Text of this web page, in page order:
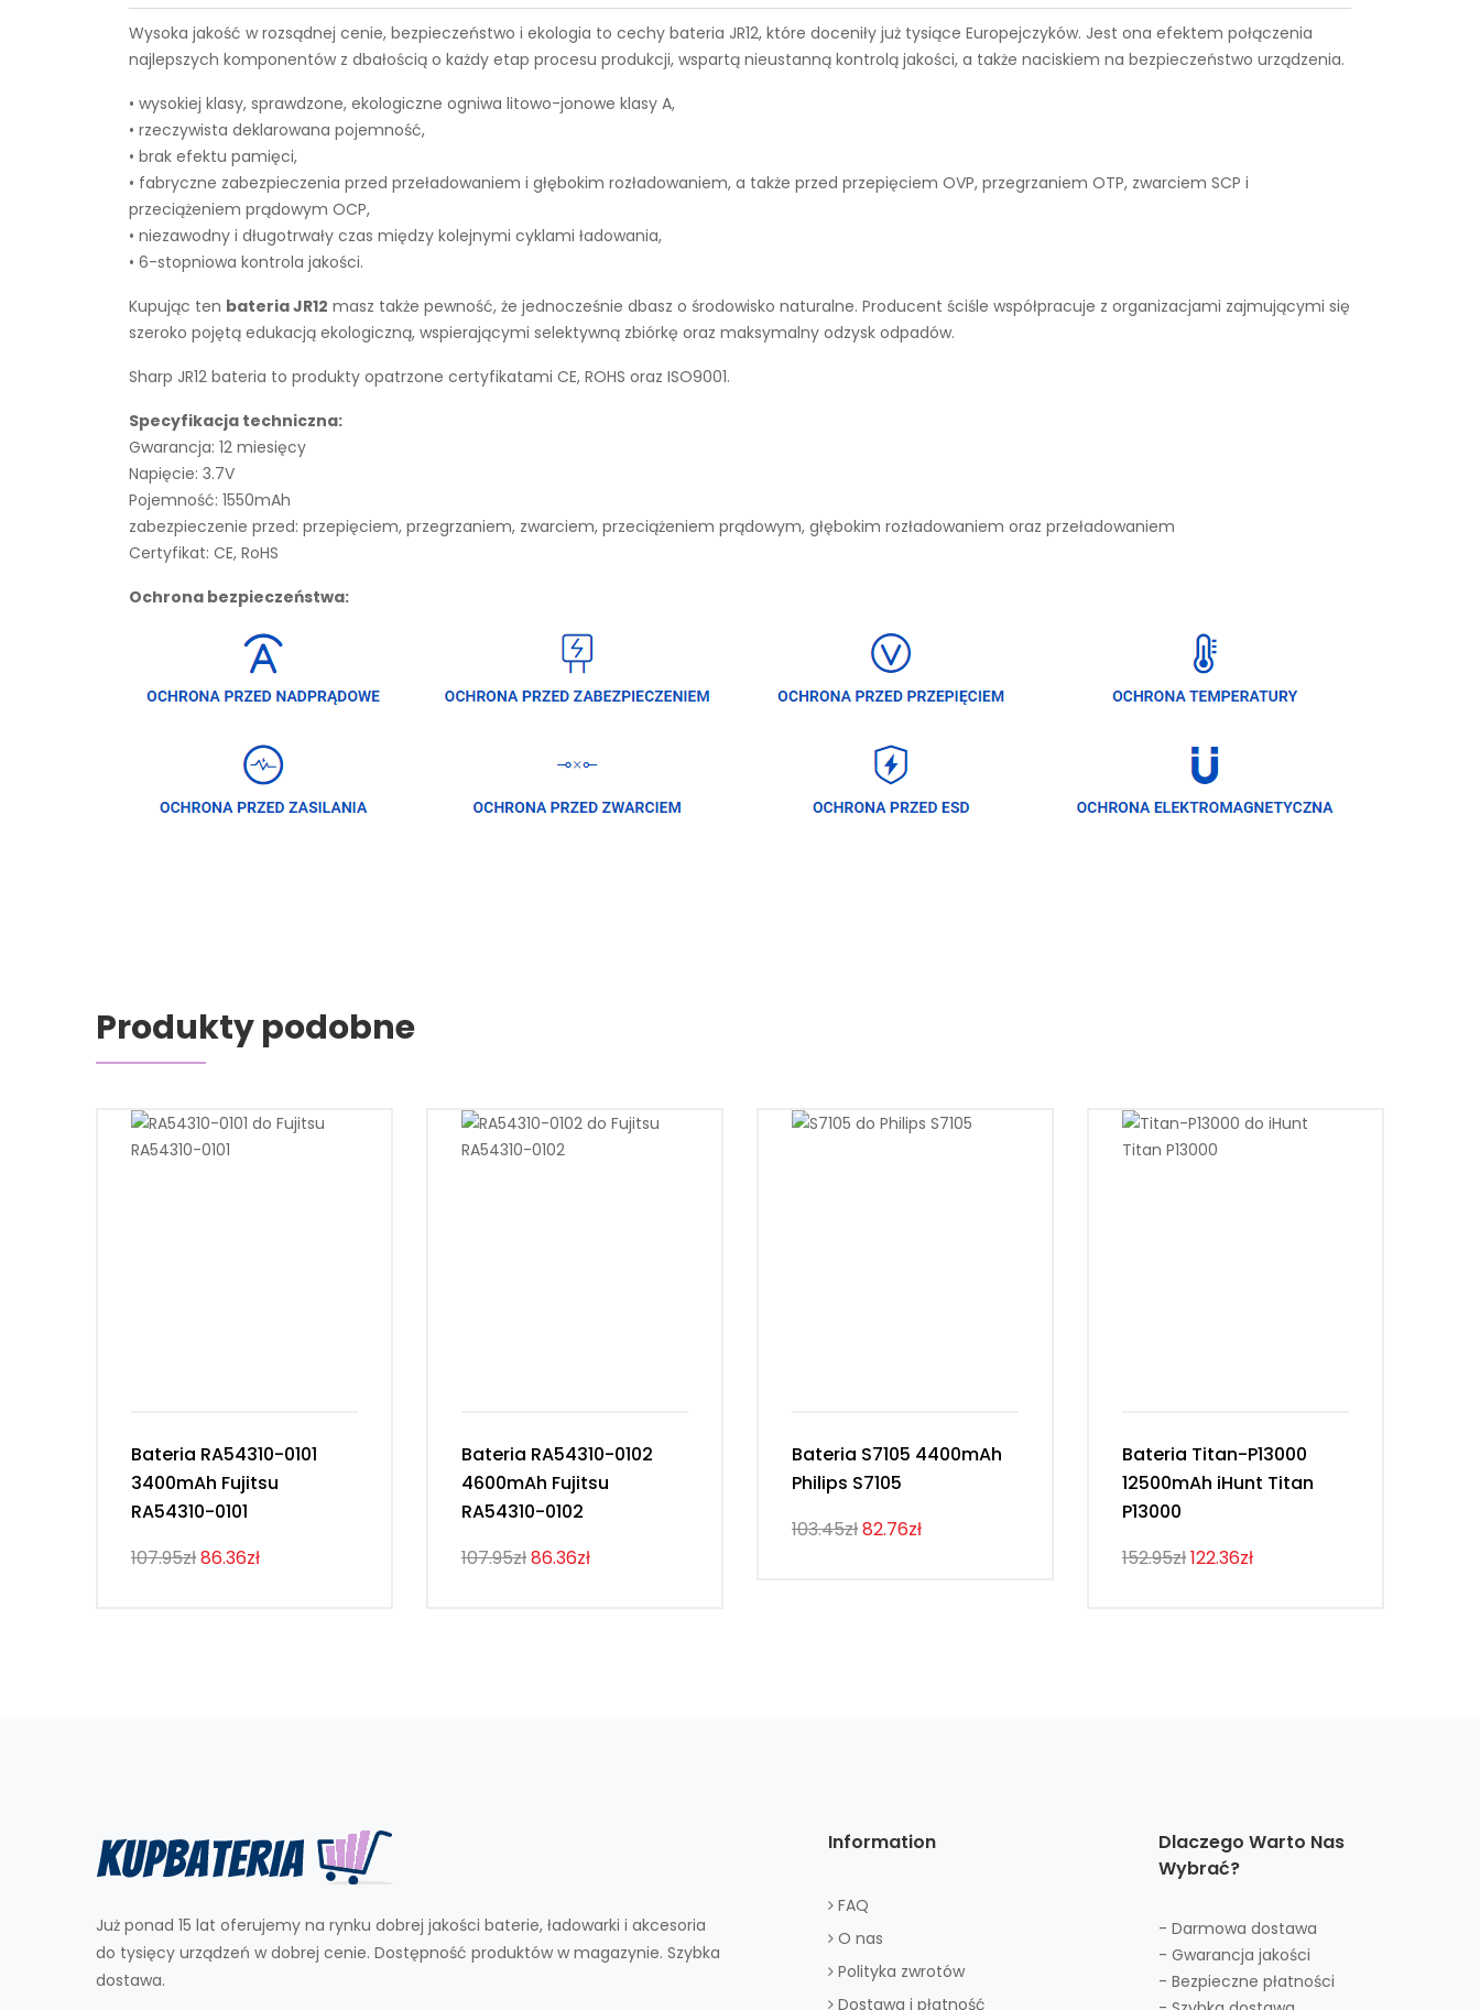
Wysoka jakość w rozsądnej cenie, bezpieczeństwo i ekologia to cechy bateria JR12, które doceniły już tysiące Europejczyków. Jest ona efektem połączenia
najlepszych komponentów z dbałością o każdy etap procesu produkcji, wspartą nieustanną kontrolą jakości, a także naciskiem na bezpieczeństwo urządzenia.
• wysokiej klasy, sprawdzone, ekologiczne ogniwa litowo-jonowe klasy A,
• rzeczywista deklarowana pojemność,
• brak efektu pamięci,
• fabryczne zabezpieczenia przed przeładowaniem i głębokim rozładowaniem, a także przed przepięciem OVP, przegrzaniem OTP, zwarciem SCP i
przeciążeniem prądowym OCP,
• niezawodny i długotrwały czas między kolejnymi cyklami ładowania,
• 6-stopniowa kontrola jakości.
Kupując ten bateria JR12 masz także pewność, że jednocześnie dbasz o środowisko naturalne. Producent ściśle współpracuje z organizacjami zajmującymi się
szeroko pojętą edukacją ekologiczną, wspierającymi selektywną zbiórkę oraz maksymalny odzysk odpadów.
Sharp JR12 bateria to produkty opatrzone certyfikatami CE, ROHS oraz ISO9001.
Specyfikacja techniczna:
Gwarancja: 12 miesięcy
Napięcie: 3.7V
Pojemność: 1550mAh
zabezpieczenie przed: przepięciem, przegrzaniem, zwarciem, przeciążeniem prądowym, głębokim rozładowaniem oraz przeładowaniem
Certyfikat: CE, RoHS
Ochrona bezpieczeństwa:
Produkty podobne
Bateria RA54310-0101
3400mAh Fujitsu
RA54310-0101
107.95zł86.36zł
Bateria RA54310-0102
4600mAh Fujitsu
RA54310-0102
107.95zł86.36zł
Bateria S7105 4400mAh
Philips S7105
103.45zł82.76zł
Bateria Titan-P13000
12500mAh iHunt Titan
P13000
152.95zł122.36zł
Już ponad 15 lat oferujemy na rynku dobrej jakości baterie, ładowarki i akcesoria
do tysięcy urządzeń w dobrej cenie. Dostępność produktów w magazynie. Szybka
dostawa.
Information
FAQ
O nas
Polityka zwrotów
Dostawa i płatność
Dlaczego Warto Nas
Wybrać?
- Darmowa dostawa
- Gwarancja jakości
- Bezpieczne płatności